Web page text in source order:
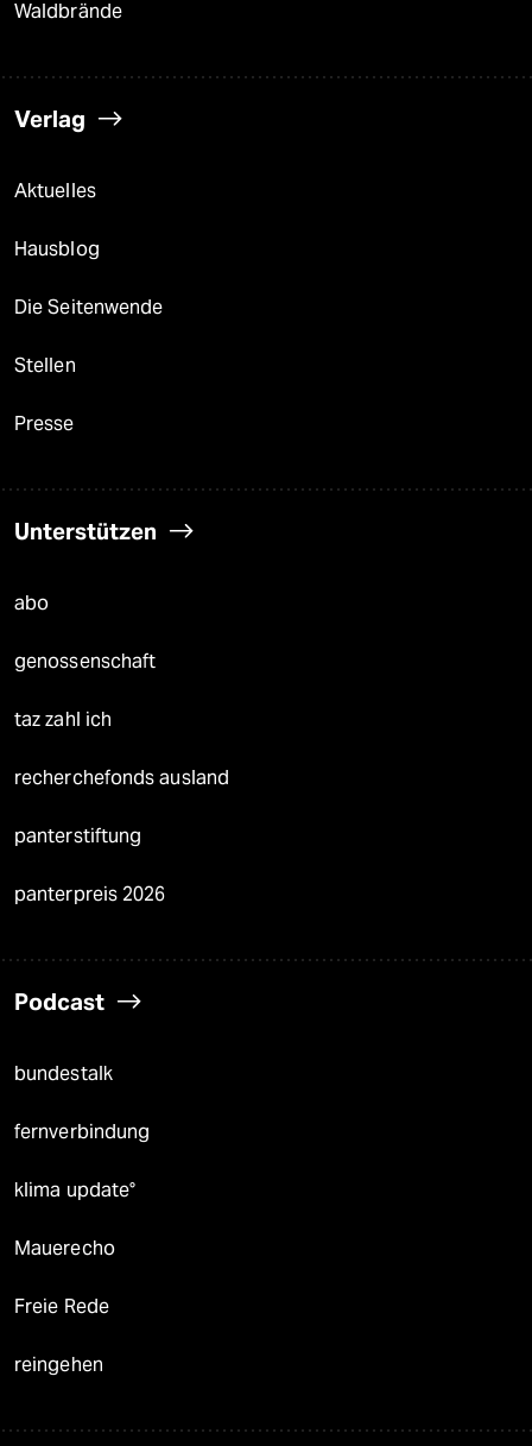
Waldbrände
Verlag
Aktuelles
Hausblog
Die Seitenwende
Stellen
Presse
Unterstützen
abo
genossenschaft
taz zahl ich
recherchefonds ausland
panterstiftung
panterpreis 2026
Podcast
bundestalk
fernverbindung
klima update°
Mauerecho
Freie Rede
reingehen